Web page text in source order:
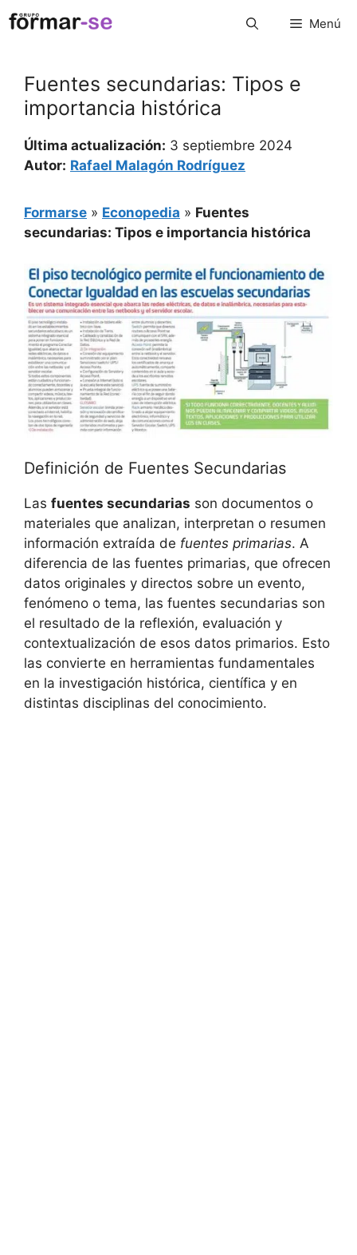
Saltar
al
Menú
Fuentes secundarias: Tipos e
importancia histórica
Última actualización: 3 septiembre 2024
Autor: Rafael Malagón Rodríguez
Formarse » Econopedia » Fuentes
secundarias: Tipos e importancia histórica
Definición de Fuentes Secundarias
Las fuentes secundarias son documentos o
materiales que analizan, interpretan o resumen
información extraída de fuentes primarias. A
diferencia de las fuentes primarias, que ofrecen
datos originales y directos sobre un evento,
fenómeno o tema, las fuentes secundarias son
el resultado de la reflexión, evaluación y
contextualización de esos datos primarios. Esto
las convierte en herramientas fundamentales
en la investigación histórica, científica y en
distintas disciplinas del conocimiento.